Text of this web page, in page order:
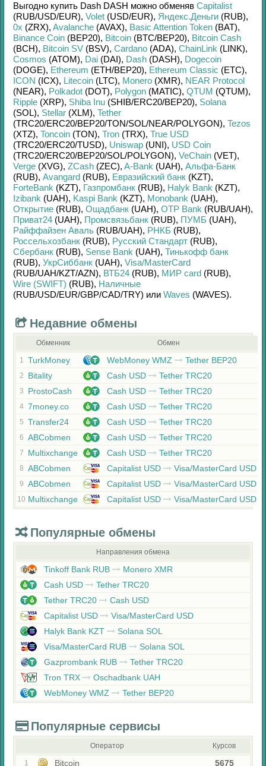
Выгодно купить Dash DASH можно обменяв Capitalist
(RUB/USD/EUR), Volet (USD/EUR), Яндекс.Деньги (RUB),
0x (ZRX), Avalanche (AVAX), Basic Attention Token (BAT),
Binance Coin (BEP20), Bitcoin (BTC/BEP20), Bitcoin Cash
(BCH), Bitcoin SV (BSV), Cardano (ADA), ChainLink (LINK),
Cosmos (ATOM), Dai (DAI), Dash (DASH), Dogecoin
(DOGE), Ethereum (ETH/BEP20), Ethereum Classic (ETC),
ICON (ICX), Litecoin (LTC), Monero (XMR), NEAR Protocol
(NEAR), Polkadot (DOT), Polygon (MATIC), QTUM (QTUM),
Ripple (XRP), Shiba Inu (SHIB/ERC20/BEP20), Solana
(SOL), Stellar (XLM), Tether
(TRC20/ERC20/BEP20/TON/SOL/NEAR/POLYGON), Tezos
(XTZ), Toncoin (TON), Tron (TRX), True USD
(TRC20/ERC20/TUSD), Uniswap (UNI), USD Coin
(TRC20/ERC20/BEP20/SOL/POLYGON), VeChain (VET),
Verge (XVG), ZCash (ZEC), A-Bank (UAH), Альфа-Банк
(RUB), Avangard (RUB), Евразийский банк (KZT),
ForteBank (KZT), Газпромбанк (RUB), Halyk Bank (KZT),
Izibank (UAH), Kaspi Bank (KZT), Monobank (UAH),
Открытие (RUB), Ощадбанк (UAH), OTP Bank (RUB/UAH),
Приват24 (UAH), Промсвязьбанк (RUB), ПУМБ (UAH),
Райффайзен Аваль (RUB/UAH), РНКБ (RUB),
Россельхозбанк (RUB), Русский Стандарт (RUB),
Сбербанк (RUB), Sense Bank (UAH), Тинькофф банк
(RUB), УкрСиббанк (UAH), Visa/MasterCard
(RUB/UAH/KZT/AZN), ВТБ24 (RUB), МИР card (RUB),
Wire (SWIFT) (RUB), Наличные
(RUB/USD/EUR/GBP/CAD/TRY) или Waves (WAVES).
Недавние обмены
Обменник Обмен
1 TurkMoney WebMoney WMZ Tether BEP20
2 Bitality Cash USD Tether TRC20
3 ProstoCash Cash USD Tether TRC20
4 7money.co Cash USD Tether TRC20
5 Transfer24 Cash USD Tether TRC20
6 ABCobmen Cash USD Tether TRC20
7 Multixchange Cash USD Tether TRC20
8 ABCobmen Capitalist USD Visa/MasterCard USD
9 ABCobmen Capitalist USD Visa/MasterCard USD
10 Multixchange Capitalist USD Visa/MasterCard USD
Популярные обмены
Направления обмена
Tinkoff Bank RUB
Monero XMR
Cash USD
Tether TRC20
Tether TRC20
Cash USD
Capitalist USD
Visa/MasterCard USD
Halyk Bank KZT
Solana SOL
Visa/MasterCard RUB
Solana SOL
Gazprombank RUB
Tether TRC20
Tron TRX
Oschadbank UAH
WebMoney WMZ
Tether BEP20
Популярные сервисы
Оператор Курсов
1 Bitcoin 5675